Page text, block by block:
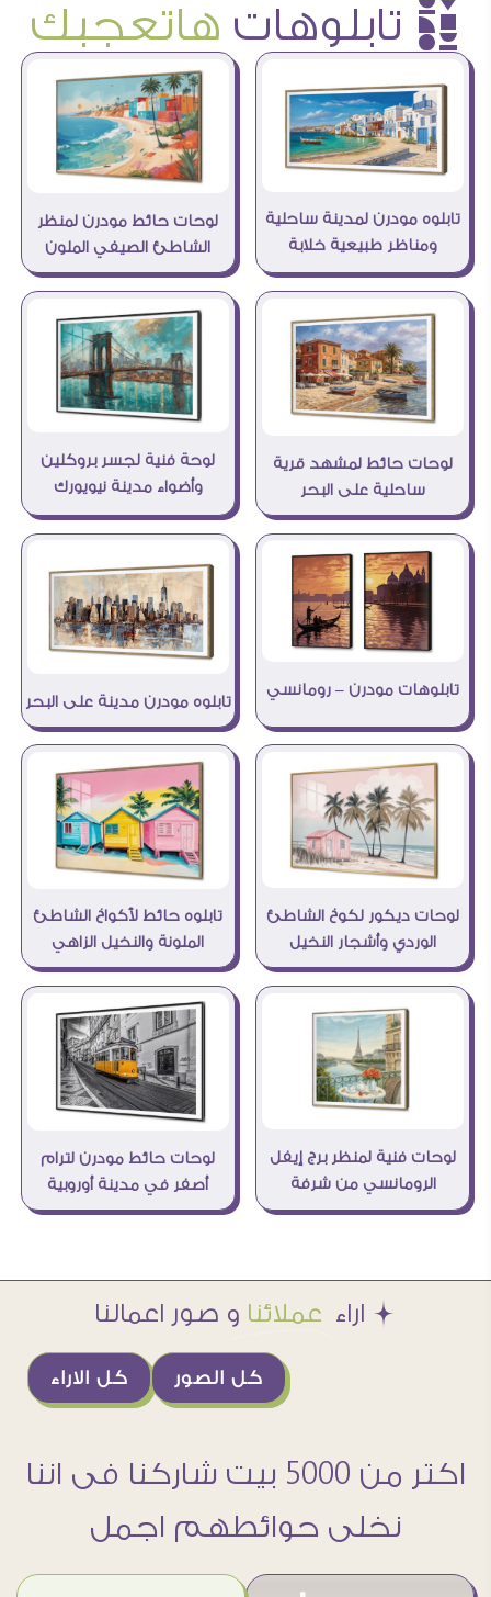
è تابلوهات هاتعجبك
تابلوه مودرن لمدينة ساحلية
ومناظر طبيعية خلابة
لوحات حائط مودرن لمنظر
الشاطئ الصيفي الملون
لوحات حائط لمشهد قرية
ساحلية على البحر
لوحة فنية لجسر بروكلين
وأضواء مدينة نيويورك
تابلوهات مودرن – رومانسي
تابلوه مودرن مدينة على البحر
لوحات ديكور لكوخ الشاطئ
الوردي وأشجار النخيل
تابلوه حائط لأكواخ الشاطئ
الملونة والنخيل الزاهي
لوحات فنية لمنظر برج إيفل
الرومانسي من شرفة
لوحات حائط مودرن لترام
أصفر في مدينة أوروبية
Æ اراء عملائنا و صور اعمالنا
كل الاراء كل الصور
اكتر من 5000 بيت شاركنا فى اننا
نخلى حوائطهم اجمل